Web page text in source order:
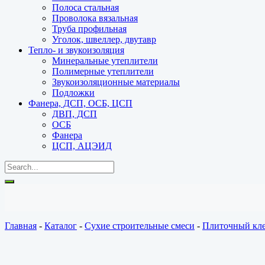
Полоса стальная
Проволока вязальная
Труба профильная
Уголок, швеллер, двутавр
Тепло- и звукоизоляция
Минеральные утеплители
Полимерные утеплители
Звукоизоляционные материалы
Подложки
Фанера, ДСП, ОСБ, ЦСП
ДВП, ДСП
ОСБ
Фанера
ЦСП, АЦЭИД
Главная - Каталог - Сухие строительные смеси - Плиточный